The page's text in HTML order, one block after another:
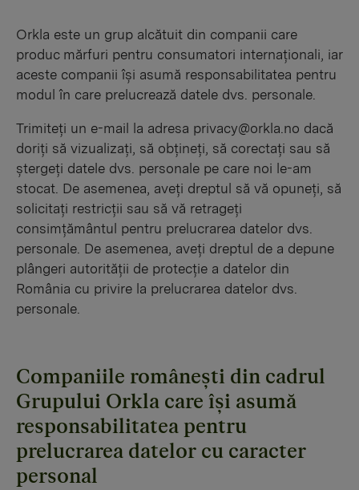
Orkla este un grup alcătuit din companii care
produc mărfuri pentru consumatori internaționali, iar
aceste companii își asumă responsabilitatea pentru
modul în care prelucrează datele dvs. personale.
Trimiteți un e-mail la adresa privacy@orkla.no dacă
doriți să vizualizați, să obțineți, să corectați sau să
ștergeți datele dvs. personale pe care noi le-am
stocat. De asemenea, aveți dreptul să vă opuneți, să
solicitați restricții sau să vă retrageți
consimțământul pentru prelucrarea datelor dvs.
personale. De asemenea, aveți dreptul de a depune
plângeri autorității de protecție a datelor din
România cu privire la prelucrarea datelor dvs.
personale.
Companiile românești din cadrul
Grupului Orkla care își asumă
responsabilitatea pentru
prelucrarea datelor cu caracter
personal